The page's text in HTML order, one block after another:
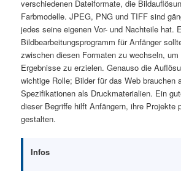
verschiedenen Dateiformate, die
Farbmodelle. JPEG, PNG und TIFF sind
jedes seine eigenen Vor- und Nachteile hat.
Bildbearbeitungsprogramm für Anfänger
zwischen diesen Formaten zu wechseln,
Ergebnisse zu erzielen. Genauso die
wichtige Rolle; Bilder für das Web brauchen
Spezifikationen als Druckmaterialien. Ein
dieser Begriffe hilft Anfängern, ihre Projekte
gestalten.
Infos